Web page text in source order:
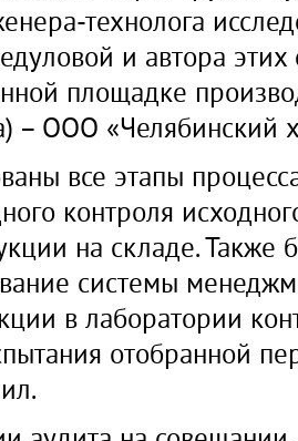
технолога
и автора этих
площадке
– ООО «Челябинский
все этапы
контроля
на складе. Также
системы
в лаборатории
отобранной